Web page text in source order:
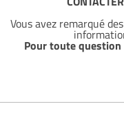
Vous avez remarqué
Pour toute